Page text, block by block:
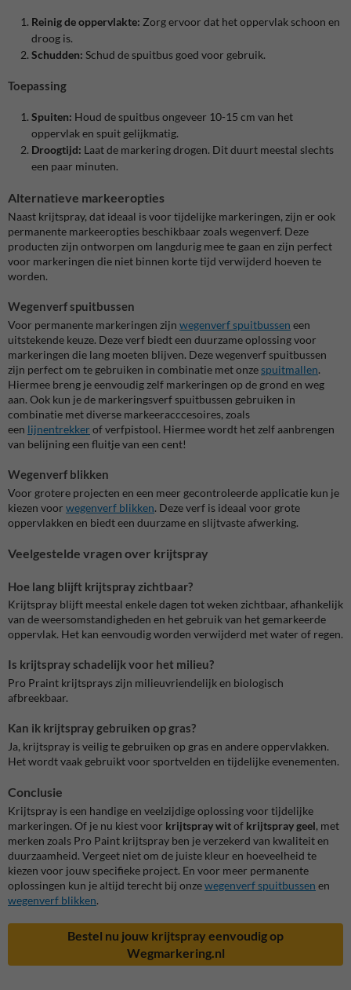
Reinig de oppervlakte: Zorg ervoor dat het oppervlak schoon en
droog is.
Schudden: Schud de spuitbus goed voor gebruik.
Toepassing
Spuiten: Houd de spuitbus ongeveer 10-15 cm van het
oppervlak en spuit gelijkmatig.
Droogtijd: Laat de markering drogen. Dit duurt meestal slechts
een paar minuten.
Alternatieve markeeropties
Naast krijtspray, dat ideaal is voor tijdelijke markeringen, zijn er ook
permanente markeeropties beschikbaar zoals wegenverf. Deze
producten zijn ontworpen om langdurig mee te gaan en zijn perfect
voor markeringen die niet binnen korte tijd verwijderd hoeven te
worden.
Wegenverf spuitbussen
Voor permanente markeringen zijn wegenverf spuitbussen een
uitstekende keuze. Deze verf biedt een duurzame oplossing voor
markeringen die lang moeten blijven. Deze wegenverf spuitbussen
zijn perfect om te gebruiken in combinatie met onzespuitmallen.
Hiermee breng je eenvoudig zelf markeringen op de grond en weg
aan. Ook kun je de markeringsverf spuitbussen gebruiken in
combinatie met diverse markeeracccesoires, zoals
een lijnentrekker of verfpistool. Hiermee wordt het zelf aanbrengen
van belijning een fluitje van een cent!
Wegenverf blikken
Voor grotere projecten en een meer gecontroleerde applicatie kun je
kiezen voor wegenverf blikken. Deze verf is ideaal voor grote
oppervlakken en biedt een duurzame en slijtvaste afwerking.
Veelgestelde vragen over krijtspray
Hoe lang blijft krijtspray zichtbaar?
Krijtspray blijft meestal enkele dagen tot weken zichtbaar, afhankelijk
van de weersomstandigheden en het gebruik van het gemarkeerde
oppervlak. Het kan eenvoudig worden verwijderd met water of regen.
Is krijtspray schadelijk voor het milieu?
Pro Praint krijtsprays zijn milieuvriendelijk en biologisch
afbreekbaar.
Kan ik krijtspray gebruiken op gras?
Ja, krijtspray is veilig te gebruiken op gras en andere oppervlakken.
Het wordt vaak gebruikt voor sportvelden en tijdelijke evenementen.
Conclusie
Krijtspray is een handige en veelzijdige oplossing voor tijdelijke
markeringen. Of je nu kiest voor krijtspray witof krijtspray geel, met
merken zoals Pro Paint krijtspray ben je verzekerd van kwaliteit en
duurzaamheid. Vergeet niet om de juiste kleur en hoeveelheid te
kiezen voor jouw specifieke project. En voor meer permanente
oplossingen kun je altijd terecht bij onzewegenverf spuitbussen en
wegenverf blikken.
Bestel nu jouw krijtspray eenvoudig op
Wegmarkering.nl